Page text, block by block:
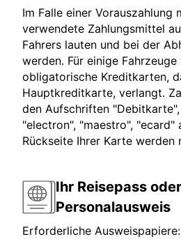
Im Falle einer Vorauszahlung
verwendete Zahlungsmittel
Fahrers lauten und bei der
werden. Für einige
obligatorische Kreditkarten,
Hauptkreditkarte, verlangt.
den Aufschriften
"electron", "maestro",
Rückseite Ihrer Karte
Ihr Reisepass oder
Personalausweis
Erforderliche